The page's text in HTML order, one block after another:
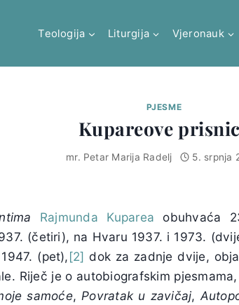
Teologija Liturgija Vjeronauk
PJESME
Kupareove
mr. Petar Marija Radelj 5. srpnja
Rajmunda Kuparea obuhvaća
(četiri), na Hvaru 1937. i 1973.
(pet),[2] dok za zadnje dvije,
Riječ je o autobiografskim
samoće, Povratak u zavičaj,